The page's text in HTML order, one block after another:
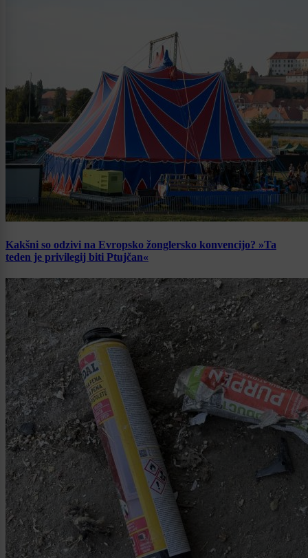
Kakšni so odzivi na Evropsko žonglersko konvencijo? »Ta
teden je privilegij biti Ptujčan«